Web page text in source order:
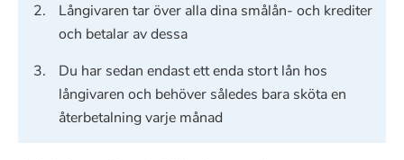
Långivaren tar över alla dina smålån- och krediter
och betalar av dessa
Du har sedan endast ett enda stort lån hos
långivaren och behöver således bara sköta en
återbetalning varje månad